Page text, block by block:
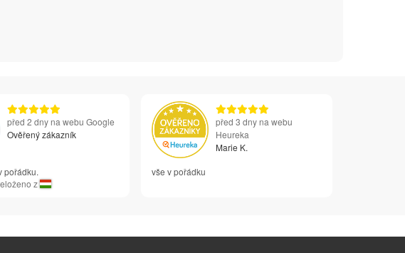
před 2 dny na webu Google
Ověřený zákazník
pořádku.
z
před 3 dny na webu
Heureka
Marie K.
vše v pořádku